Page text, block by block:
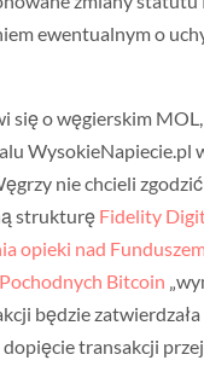
ewentualnym o
się o węgierskim
WysokieNapiecie.pl
nie chcieli
strukturę Fidelity
opieki nad
Bitcoin
będzie
dopięcie transakcji